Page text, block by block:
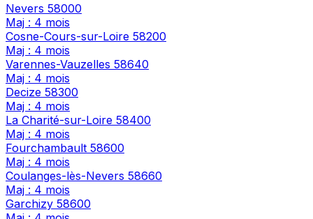
Nevers 58000
Maj : 4 mois
Cosne-Cours-sur-Loire 58200
Maj : 4 mois
Varennes-Vauzelles 58640
Maj : 4 mois
Decize 58300
Maj : 4 mois
La Charité-sur-Loire 58400
Maj : 4 mois
Fourchambault 58600
Maj : 4 mois
Coulanges-lès-Nevers 58660
Maj : 4 mois
Garchizy 58600